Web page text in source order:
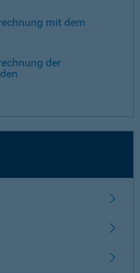
mit dem
der